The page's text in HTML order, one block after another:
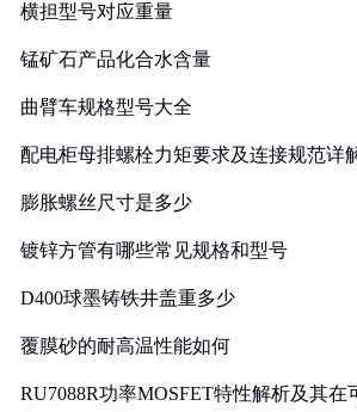
横担型号对应重量
锰矿石产品化合水含量
曲臂车规格型号大全
配电柜母排螺栓力矩要求及连接规范详
膨胀螺丝尺寸是多少
镀锌方管有哪些常见规格和型号
D400球墨铸铁井盖重多少
覆膜砂的耐高温性能如何
RU7088R功率MOSFET特性解析及其在